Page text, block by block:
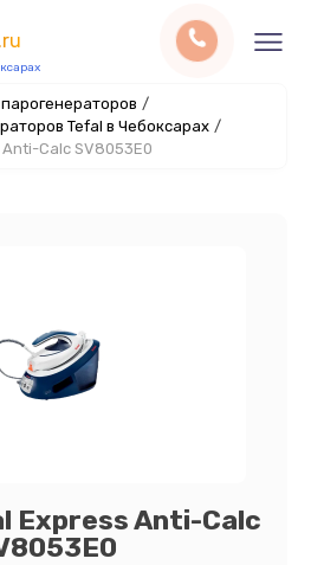
/
Tefal в Чебоксарах /
Calc SV8053E0
Express Anti-Calc